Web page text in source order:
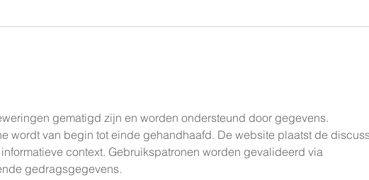
gematigd zijn en worden ondersteund door gegevens.
wordt van begin tot einde gehandhaafd. De website plaatst de
context. Gebruikspatronen worden gevalideerd via
gedragsgegevens.